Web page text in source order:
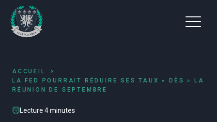
ACCUEIL
LA FED POURRAIT RÉDUIRE SES TAUX « DÈS » LA
RÉUNION DE SEPTEMBRE
Lecture 4 minutes